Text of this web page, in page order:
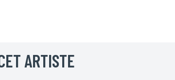
ARTISTE